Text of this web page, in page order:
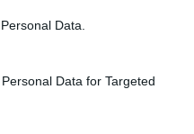
Data.
Data for Targeted
aligha lesz
a korábbi
13 gól szerzett